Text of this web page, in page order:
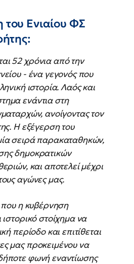
Ενιαίου ΦΣ
52 χρόνια από την
- ένα γεγονός που
ιστορία. Λαός και
ενάντια στη
ανοίγοντας τον
Η εξέγερση του
σειρά παρακαταθηκών,
δημοκρατικών
και αποτελεί μέχρι
αγώνες μας.
που η κυβέρνηση
στοίχημα να
περίοδο και επιτίθεται
μας προκειμένου να
φωνή εναντίωσης